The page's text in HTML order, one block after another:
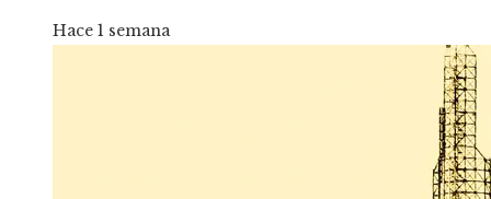
Hace 1 semana